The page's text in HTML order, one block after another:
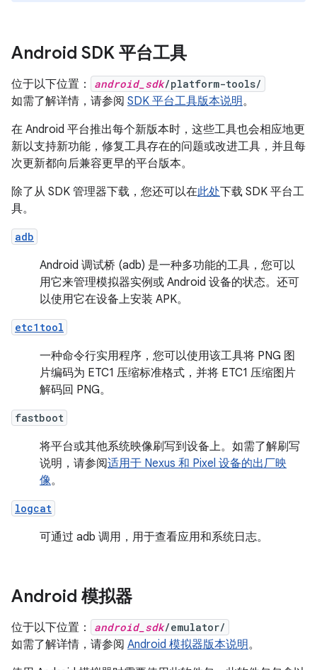
Android SDK 平台工具
位于以下位置： android_sdk/platform-tools/
如需了解详情，请参阅 SDK 平台工具版本说明。
在 Android 平台推出每个新版本时，这些工具也会相应地更
新以支持新功能，修复工具存在的问题或改进工具，并且每
次更新都向后兼容更早的平台版本。
除了从 SDK 管理器下载，您还可以在此处下载 SDK 平台工
具。
adb
Android 调试桥 (adb) 是一种多功能的工具，您可以
用它来管理模拟器实例或 Android 设备的状态。还可
以使用它在设备上安装 APK。
etc1tool
一种命令行实用程序，您可以使用该工具将 PNG 图
片编码为 ETC1 压缩标准格式，并将 ETC1 压缩图片
解码回 PNG。
fastboot
将平台或其他系统映像刷写到设备上。如需了解刷写
说明，请参阅适用于 Nexus 和 Pixel 设备的出厂映
像。
logcat
可通过 adb 调用，用于查看应用和系统日志。
Android 模拟器
位于以下位置： android_sdk/emulator/
如需了解详情，请参阅 Android 模拟器版本说明。